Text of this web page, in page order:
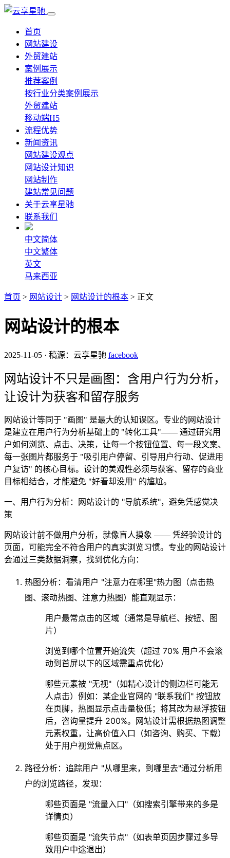
首页
网站建设
外贸建站
案例展示
推荐案例
按行业分类案例展示
外贸建站
移动端H5
流程优势
新闻资讯
网站建设观点
网站设计知识
网站制作
建站常见问题
关于云享星驰
联系我们
中文简体
中文繁体
英文
马来西亚
首页 > 网站设计 > 网站设计的根本 > 正文
网站设计的根本
2025-11-05 · 稿源：云享星驰 facebook
网站设计不只是画图：含用户行为分析，
让设计为获客和留存服务
网站设计等同于 "画图" 是最大的认知误区。专业的网站设计
是建立在用户行为分析基础上的 "转化工具"—— 通过研究用
户如何浏览、点击、决策，让每一个按钮位置、每一段文案、
每一张图片都服务于 "吸引用户停留、引导用户行动、促进用
户复访" 的核心目标。设计的美观性必须与获客、留存的商业
目标相结合，才能避免 "好看却没用" 的尴尬。
一、用户行为分析：网站设计的 "导航系统"，避免凭感觉决
策
网站设计前不做用户分析，就像盲人摸象 —— 凭经验设计的
页面，可能完全不符合用户的真实浏览习惯。专业的网站设计
会通过三类数据洞察，找到优化方向：
热图分析：看清用户 "注意力在哪里"热力图（点击热
图、滚动热图、注意力热图）能直观显示：
用户最常点击的区域（通常是导航栏、按钮、图
片）
浏览到哪个位置开始流失（超过 70% 用户不会滚
动到首屏以下的区域需重点优化）
哪些元素被 "无视"（如精心设计的侧边栏可能无
人点击）例如：某企业官网的 "联系我们" 按钮放
在页脚，热图显示点击量极低；将其改为悬浮按钮
后，咨询量提升 200%。网站设计需根据热图调整
元素权重，让高价值入口（如咨询、购买、下载）
处于用户视觉焦点区。
路径分析：追踪用户 "从哪里来，到哪里去"通过分析用
户的浏览路径，发现：
哪些页面是 "流量入口"（如搜索引擎带来的多是
详情页）
哪些页面是 "流失节点"（如表单页因步骤过多导
致用户中途退出）